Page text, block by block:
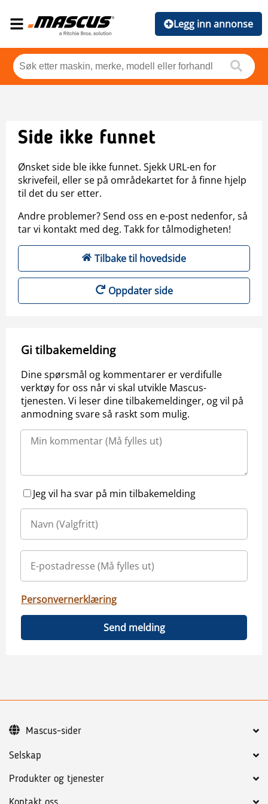
Legg inn annonse
Side ikke funnet
Ønsket side ble ikke funnet. Sjekk URL-en for
skrivefeil, eller se på områdekartet for å finne hjelp
til det du ser etter.
Andre problemer? Send oss en e-post nedenfor, så
tar vi kontakt med deg. Takk for tålmodigheten!
Tilbake til hovedside
Oppdater side
Gi tilbakemelding
Dine spørsmål og kommentarer er verdifulle
verktøy for oss når vi skal utvikle Mascus-
tjenesten. Vi leser dine tilbakemeldinger, og vil på
anmodning svare så raskt som mulig.
Jeg vil ha svar på min tilbakemelding
Personvernerklæring
Send melding
Selskap
Produkter og tjenester
Mascus-sider